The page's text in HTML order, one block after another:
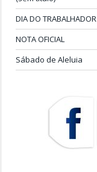
DIA DO TRABALHADOR
NOTA OFICIAL
Sábado de Aleluia